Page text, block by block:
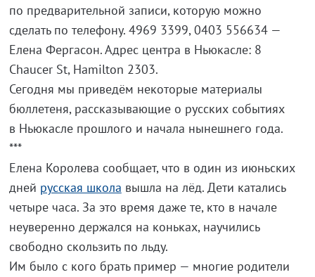
по предварительной записи, которую можно
сделать по телефону. 4969 3399, 0403 556634 —
Елена Фергасон. Адрес центра в Ньюкасле: 8
Chaucer St, Hamilton 2303.
Сегодня мы приведём некоторые материалы
бюллетеня, рассказывающие о русских событиях
в Ньюкасле прошлого и начала нынешнего года.
***
Елена Королева сообщает, что в один из июньских
дней русская школа вышла на лёд. Дети катались
четыре часа. За это время даже те, кто в начале
неуверенно держался на коньках, научились
свободно скользить по льду.
Им было с кого брать пример — многие родители